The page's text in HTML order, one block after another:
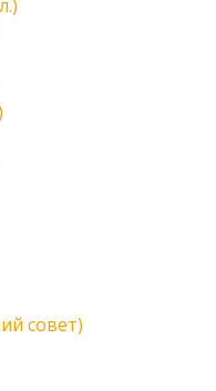
совет)